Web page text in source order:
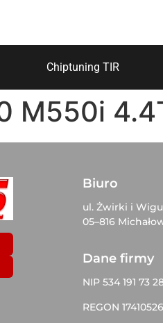
Chiptuning TIR
M550i
Biuro
ul. Żwirki i
05–816
Dane firmy
NIP 534 191 73
REGON 17410526